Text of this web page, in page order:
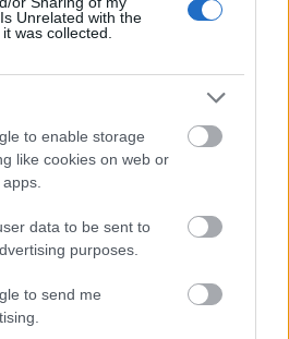
Unrelated with the
was collected.
to enable storage
like cookies on web or
data to be sent to
purposes.
to send me
variálhatósága az
át biztosító nagyméretű
tekintetében a mai élvonalba
A buszról bővebben egy
majd be.